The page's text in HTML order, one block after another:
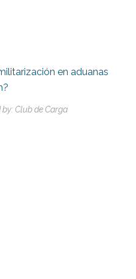
en aduanas
by: Club de Carga